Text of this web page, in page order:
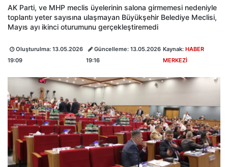
AK Parti, ve MHP meclis üyelerinin salona girmemesi nedeniyle
toplantı yeter sayısına ulaşmayan Büyükşehir Belediye Meclisi,
Mayıs ayı ikinci oturumunu gerçekleştiremedi
Oluşturulma: 13.05.2026
19:09
Güncelleme: 13.05.2026
19:16
Kaynak:HABER
MERKEZİ